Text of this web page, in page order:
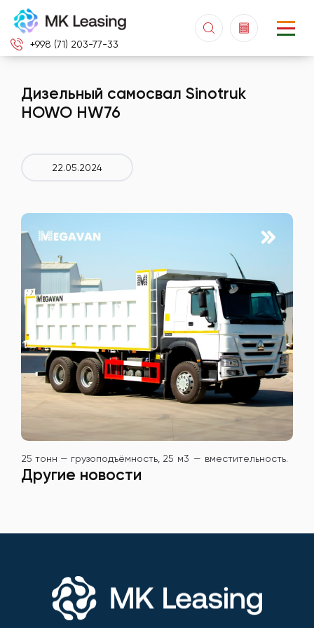
+998 (71) 203-77-33
Дизельный самосвал Sinotruk
HOWO HW76
22.05.2024
25 тонн — грузоподъёмность, 25 м3 — вместительность.
Другие новости